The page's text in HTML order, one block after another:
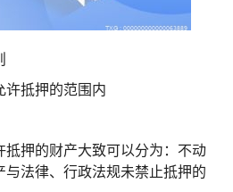
许抵押的范围内
抵押的财产大致可以分为：不动
法律、行政法规未禁止抵押的